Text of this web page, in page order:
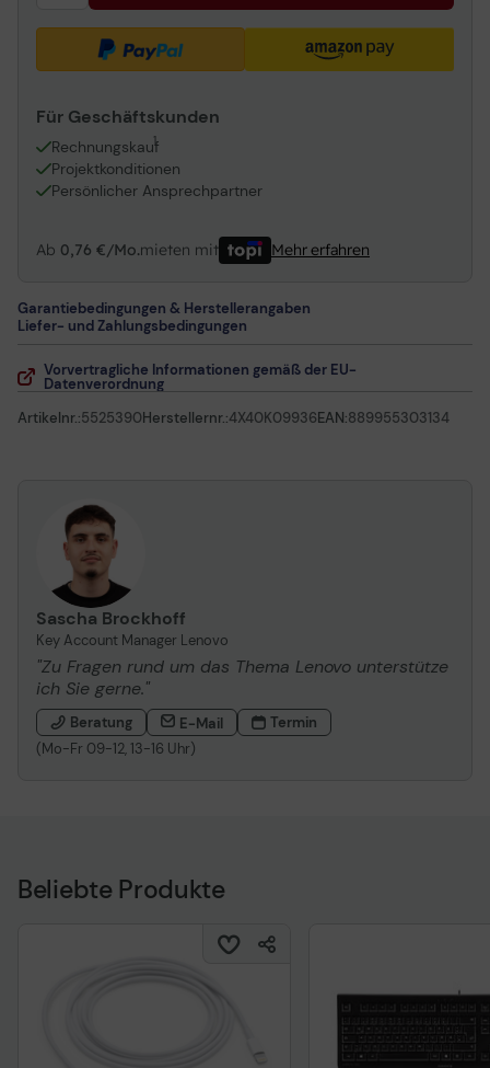
Für Geschäftskunden
Rechnungskauf
1
Projektkonditionen
Persönlicher Ansprechpartner
Ab 0,76 €/Mo.mieten mit Mehr erfahren
Garantiebedingungen & Herstellerangaben
Liefer- und Zahlungsbedingungen
Vorvertragliche Informationen gemäß der EU-
Datenverordnung
Artikelnr.:5525390Herstellernr.:4X40K09936EAN:889955303134
Sascha Brockhoff
Key Account Manager Lenovo
"Zu Fragen rund um das Thema Lenovo unterstütze
ich Sie gerne."
Beratung E-Mail
Termin
(Mo-Fr 09-12, 13-16 Uhr)
Beliebte Produkte